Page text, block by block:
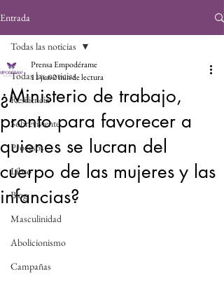
Entrada
Todas las noticias
Resiliencia
Sobreviviente
Procesos
Libro
Blog
Masculinidad
Abolicionismo
Campañas
Todas las noticias
¿Ministerio de trabajo,
pronto para favorecer a
quienes se lucran del
cuerpo de las mujeres y las
infancias?
Prensa Empodérame
11 jun2 min de lectura